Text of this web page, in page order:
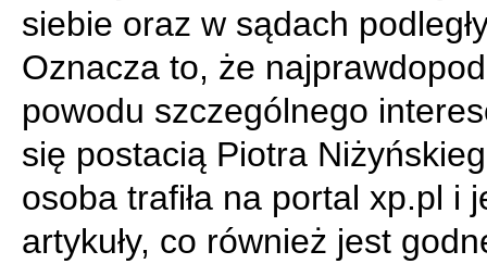
siebie oraz w sądach
Oznacza to, że
powodu szczególnego
się postacią Piotra
osoba trafiła na portal xp.pl i
artykuły, co również jest